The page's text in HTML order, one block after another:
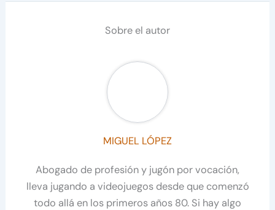
Sobre el autor
MIGUEL LÓPEZ
Abogado de profesión y jugón por vocación,
lleva jugando a videojuegos desde que comenzó
todo allá en los primeros años 80. Si hay algo